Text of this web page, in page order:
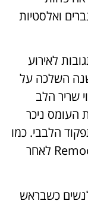
ואלסטיות
לאירוע
השלכה על
שריר הלב
העומס ניכר
הלבבי. כמו
כן, בקרב נשים הליכי הריפוי וה- Remodeling לאחר
לנשים כשבראש